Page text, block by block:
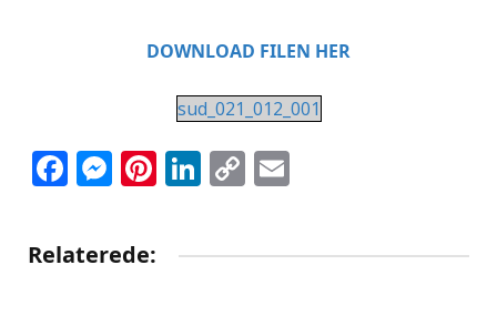
DOWNLOAD FILEN HER
sud_021_012_001
Facebook
Messenger
Pinterest
LinkedIn
Copy
Relaterede: